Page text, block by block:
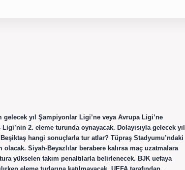
yıl Şampiyonlar Ligi’ne veya Avrupa Ligi’ne
2. eleme turunda oynayacak. Dolayısıyla gelecek yıl
hangi sonuçlarla tur atlar? Tüpraş Stadyumu’ndaki
Siyah-Beyazlılar berabere kalırsa maç uzatmalara
yükselen takım penaltılarla belirlenecek. BJK uefaya